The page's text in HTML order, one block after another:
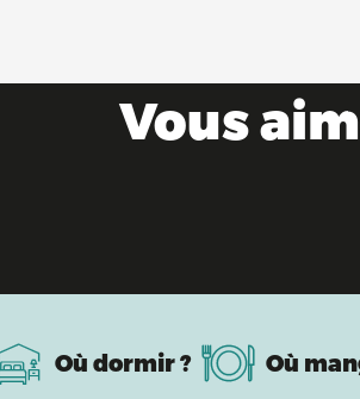
Vous
Où dormir ? Où